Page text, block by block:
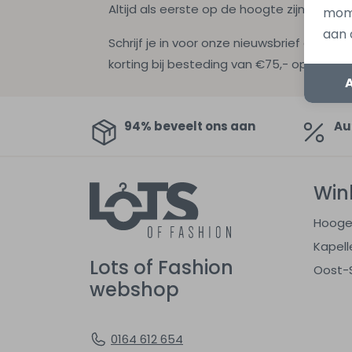
Altijd als eerste op de hoogte zijn?
Schrijf je in voor onze nieuwsbrief en
korting bij besteding van €75,- op de
94% beveelt ons aan
Lots of Fashion
webshop
0164 612 654
Oost-
aan